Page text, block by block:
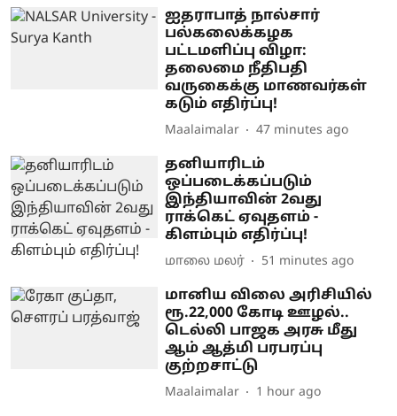
ஐதராபாத் நால்சார்
பல்கலைக்கழக
பட்டமளிப்பு விழா:
தலைமை நீதிபதி
வருகைக்கு மாணவர்கள்
கடும் எதிர்ப்பு!
Maalaimalar 47 minutes ago
தனியாரிடம்
ஒப்படைக்கப்படும்
இந்தியாவின் 2வது
ராக்கெட் ஏவுதளம் -
கிளம்பும் எதிர்ப்பு!
மாலை மலர் 51 minutes ago
மானிய விலை அரிசியில்
ரூ.22,000 கோடி ஊழல்..
டெல்லி பாஜக அரசு மீது
ஆம் ஆத்மி பரபரப்பு
குற்றசாட்டு
Maalaimalar 1 hour ago